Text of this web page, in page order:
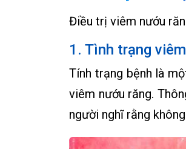
Điều trị viêm nướu
1. Tình trạng
Tính trạng bệnh là
viêm nướu răng.
người nghĩ rằng